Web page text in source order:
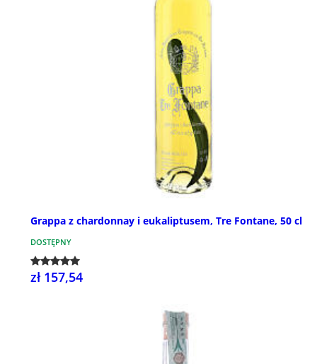
Grappa z chardonnay i eukaliptusem, Tre Fontane, 50 cl
DOSTĘPNY
zł 157,54